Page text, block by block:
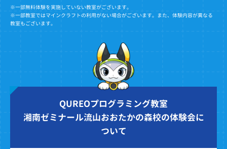
※一部無料体験を実施していない教室がございます。
※一部教室ではマインクラフトの利用がない場合がございます。また、体験内容が異なる
教室もございます。
QUREOプログラミング教室
湘南ゼミナール流山おおたかの森校の体験会に
ついて